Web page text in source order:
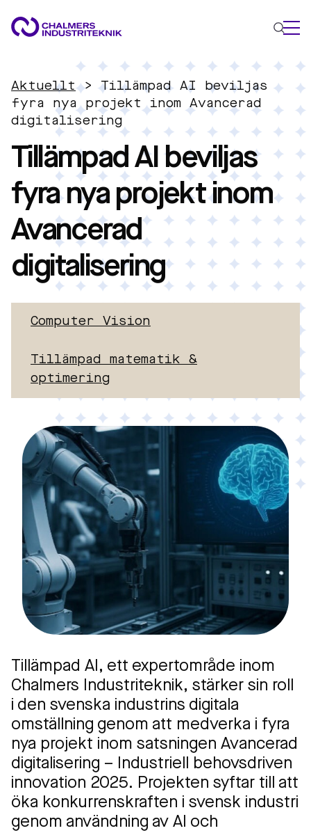
VAD VI GÖR
VÅRA EXPERTOMRÅDEN
Cirkulär ekonomi
Energi
Innovationsledning
Material
Tillämpad AI
AKTUELLT
OM OSS
KONTAKTA OSS
JOBBA HOS OSS
Aktuellt>Tillämpad AI beviljas
fyra nya projekt inom Avancerad
digitalisering
Tillämpad AI beviljas
fyra nya projekt inom
Avancerad
digitalisering
Computer Vision
Tillämpad matematik &
optimering
Tillämpad AI, ett expertområde inom
Chalmers Industriteknik, stärker sin roll
i den svenska industrins digitala
omställning genom att medverka i fyra
nya projekt inom satsningen Avancerad
digitalisering – Industriell behovsdriven
innovation 2025. Projekten syftar till att
öka konkurrenskraften i svensk industri
genom användning av AI och